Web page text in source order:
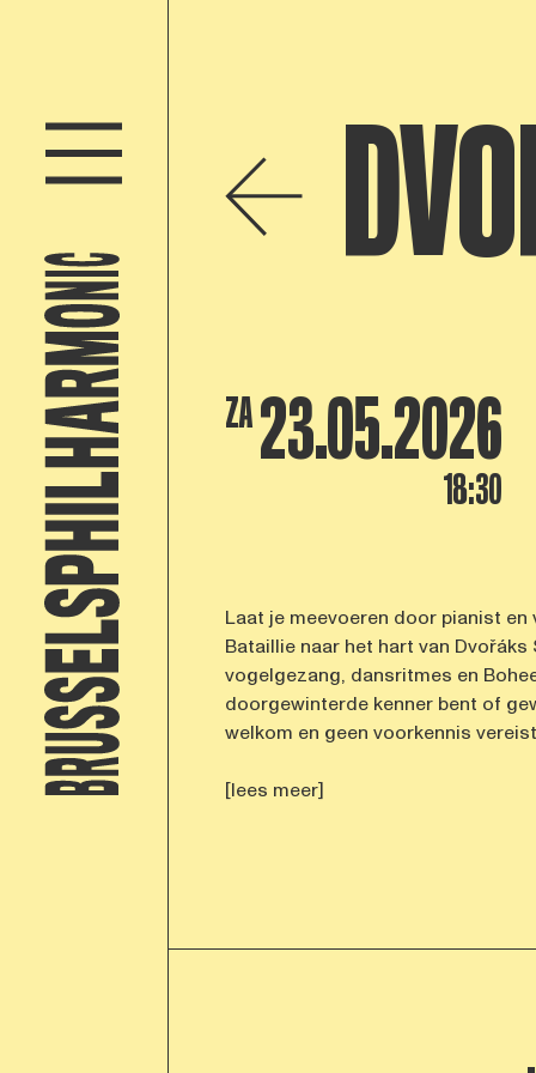
ZA23.05.2026
18:30
Laat je meevoeren door pianist
Bataillie naar het hart van Dvořáks
vogelgezang, dansritmes en
doorgewinterde kenner bent of
welkom en geen voorkennis
[lees meer]